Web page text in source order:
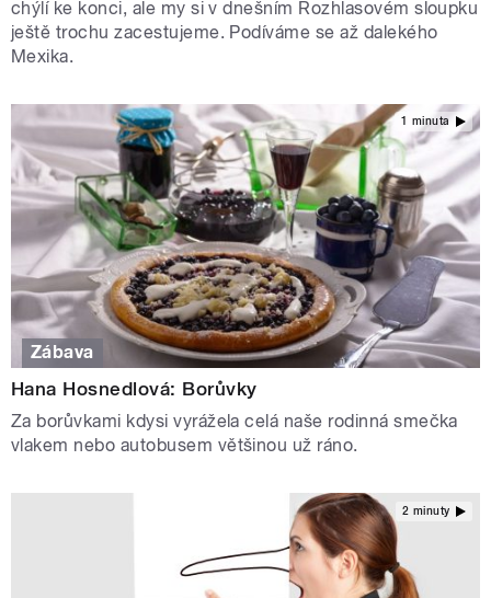
chýlí ke konci, ale my si v dnešním Rozhlasovém sloupku
ještě trochu zacestujeme. Podíváme se až dalekého
Mexika.
1 minuta
Zábava
Hana Hosnedlová: Borůvky
Za borůvkami kdysi vyrážela celá naše rodinná smečka
vlakem nebo autobusem většinou už ráno.
2 minuty